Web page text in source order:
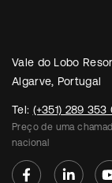
Vale do Lobo
Algarve, Portugal
Tel: (+351) 289
Preço de uma
nacional